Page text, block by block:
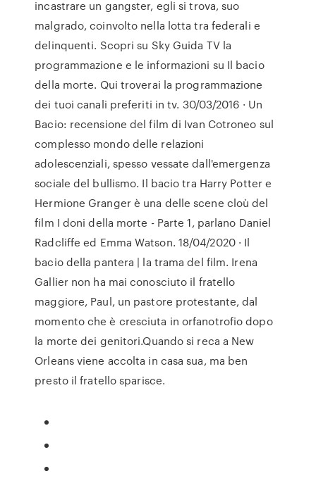
incastrare un gangster, egli si trova, suo
malgrado, coinvolto nella lotta tra federali e
delinquenti. Scopri su Sky Guida TV la
programmazione e le informazioni su Il bacio
della morte. Qui troverai la programmazione
dei tuoi canali preferiti in tv. 30/03/2016 · Un
Bacio: recensione del film di Ivan Cotroneo sul
complesso mondo delle relazioni
adolescenziali, spesso vessate dall'emergenza
sociale del bullismo. Il bacio tra Harry Potter e
Hermione Granger è una delle scene cloù del
film I doni della morte - Parte 1, parlano Daniel
Radcliffe ed Emma Watson. 18/04/2020 · Il
bacio della pantera | la trama del film. Irena
Gallier non ha mai conosciuto il fratello
maggiore, Paul, un pastore protestante, dal
momento che è cresciuta in orfanotrofio dopo
la morte dei genitori.Quando si reca a New
Orleans viene accolta in casa sua, ma ben
presto il fratello sparisce.